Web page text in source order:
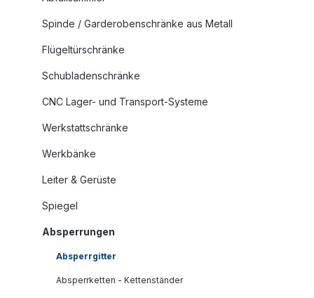
Spinde / Garderobenschränke aus Metall
Flügeltürschränke
Schubladenschränke
CNC Lager- und Transport-Systeme
Werkstattschränke
Werkbänke
Leiter & Gerüste
Spiegel
Absperrungen
Absperrgitter
Absperrketten - Kettenständer